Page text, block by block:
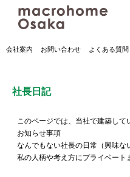
高気密高断熱住宅のマクロホーム大阪
会社案内 お問い合わせ よくある質問
社長日記
このページでは、当社で建築し
お知らせ事項
なんでもない社長の日常（興味
私の人柄や考え方にプライベート